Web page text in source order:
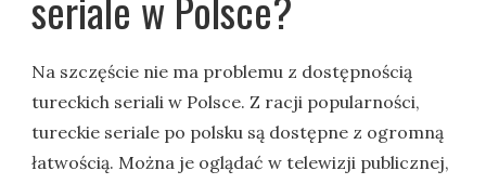
Na szczęście nie ma problemu z dostępnością
tureckich seriali w Polsce. Z racji popularności,
tureckie seriale po polsku są dostępne z ogromną
łatwością. Można je oglądać w telewizji publicznej,